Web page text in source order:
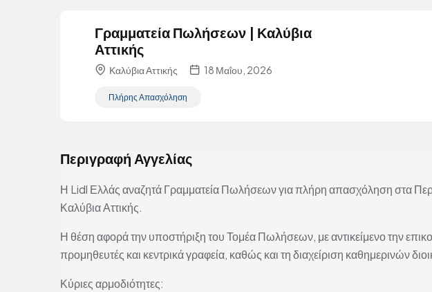
Γραμματεία Πωλήσεων | Καλύβια
Αττικής
Καλύβια Αττικής 18 Μαΐου, 2026
Πλήρης Απασχόληση
Περιγραφή Αγγελίας
Η Lidl Ελλάς αναζητά Γραμματεία Πωλήσεων για πλήρη απασχόληση στα
Καλύβια Αττικής.
Η θέση αφορά την υποστήριξη του Τομέα Πωλήσεων, με αντικείμενο την
προμηθευτές και κεντρικά γραφεία, καθώς και τη διαχείριση καθημερινών
Κύριες αρμοδιότητες: